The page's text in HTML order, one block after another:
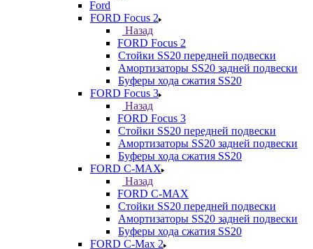
Ford
FORD Focus 2
Назад
FORD Focus 2
Стойки SS20 передней подвески
Амортизаторы SS20 задней подвески
Буферы хода сжатия SS20
FORD Focus 3
Назад
FORD Focus 3
Стойки SS20 передней подвески
Амортизаторы SS20 задней подвески
Буферы хода сжатия SS20
FORD С-MAX
Назад
FORD С-MAX
Стойки SS20 передней подвески
Амортизаторы SS20 задней подвески
Буферы хода сжатия SS20
FORD C-Max 2